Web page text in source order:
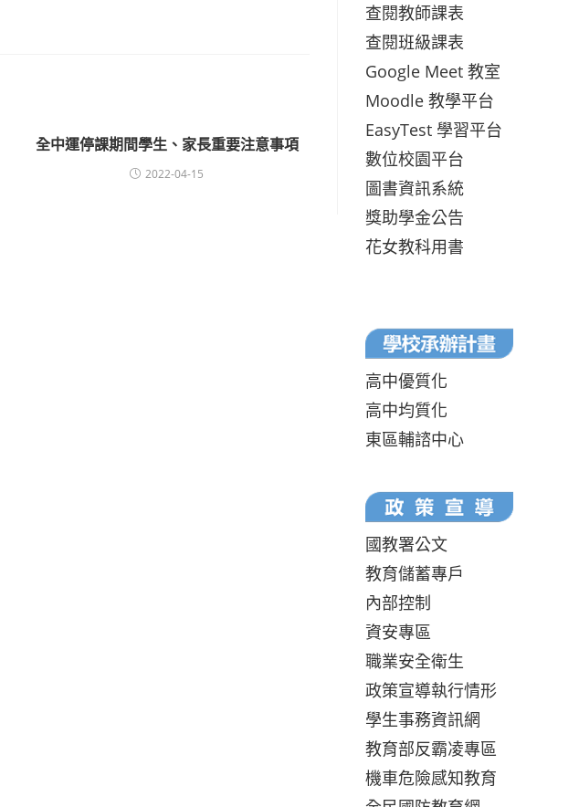
全中運停課期間學生、家長重要注意事項
2022-04-15
查閱教師課表
查閱班級課表
Google Meet 教室
Moodle 教學平台
EasyTest 學習平台
數位校園平台
圖書資訊系統
獎助學金公告
花女教科用書
高中優質化
高中均質化
東區輔諮中心
國教署公文
教育儲蓄專戶
內部控制
資安專區
職業安全衛生
政策宣導執行情形
學生事務資訊網
教育部反霸凌專區
機車危險感知教育